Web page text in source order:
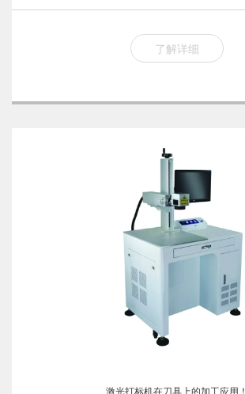
了解详细
激光打标机在刀具上的加工应用！